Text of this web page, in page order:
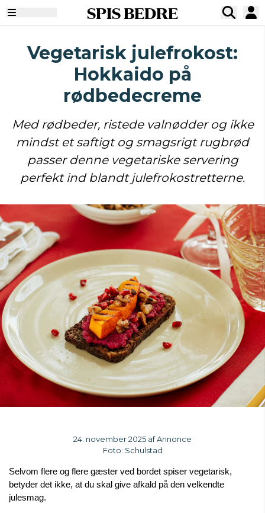
SPIS BEDRE
Vegetarisk julefrokost:
Hokkaido på
rødbedecreme
Med rødbeder, ristede valnødder og ikke
mindst et saftigt og smagsrigt rugbrød
passer denne vegetariske servering
perfekt ind blandt julefrokostretterne.
24. november 2025 af Annonce
Foto: Schulstad
Selvom flere og flere gæster ved bordet spiser vegetarisk,
betyder det ikke, at du skal give afkald på den velkendte
julesmag.